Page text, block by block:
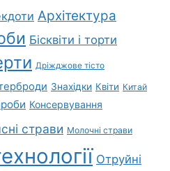
Архітектура
Бісквіти і торти
Дріжджове тісто
Знахідки Квіти Китай
Консервування
страви Молочні страви
Отруйні